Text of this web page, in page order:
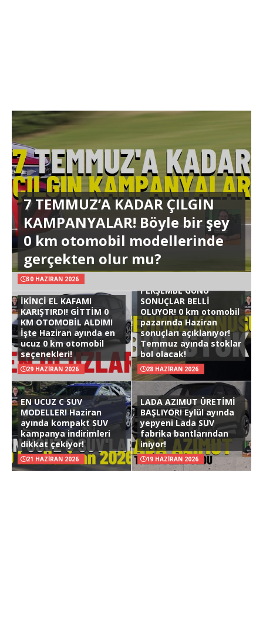
7 TEMMUZ’A KADAR ÇILGIN
KAMPANYALAR! Böyle bir şey
0 km otomobil modellerinde
gerçekten olur mu?
30 HAZIRAN 2026
İKİNCİ EL KAFAMI
KARIŞTIRDI! GİTTİM 0
KM OTOMOBİL ALDIM!
İşte Haziran ayında en
ucuz 0 km otomobil
seçenekleri!
29 HAZIRAN 2026
PERŞEMBE GÜNÜ
SONUÇLAR BELLİ
OLUYOR! 0 km otomobil
pazarında Haziran
sonuçları açıklanıyor!
Temmuz ayında stoklar
bol olacak!
28 HAZIRAN 2026
EN UCUZ C SUV
MODELLER! Haziran
ayında kompakt SUV
kampanya indirimleri
dikkat çekiyor!
21 HAZIRAN 2026
LADA AZIMUT ÜRETİMİ
BAŞLIYOR! Eylül ayında
yepyeni Lada SUV
fabrika bantlarından
iniyor!
19 HAZIRAN 2026